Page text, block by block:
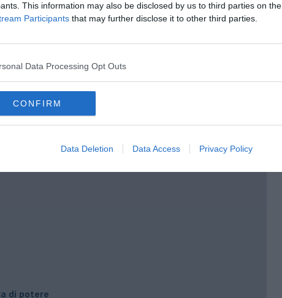
This information may also be disclosed by us to third parties on the
Participants that may further disclose it to other third parties.
Data Processing Opt Outs
CONFIRM
Data Deletion Data Access Privacy Policy
di potere